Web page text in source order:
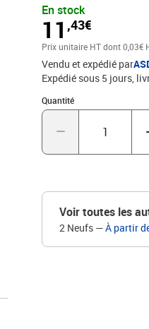
En stock
11,43€
Prix unitaire HTdont 0,03€
Vendu et expédié par
Expédié sous 5 jours
Quantité
Quantité : 1
Voir toutes les
2 Neufs —À partir